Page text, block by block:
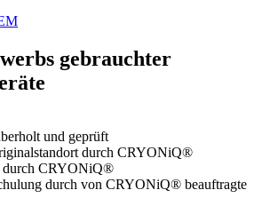
gebrauchter
und geprüft
durch CRYONiQ®
durch CRYONiQ®
durch von CRYONiQ® beauftragte